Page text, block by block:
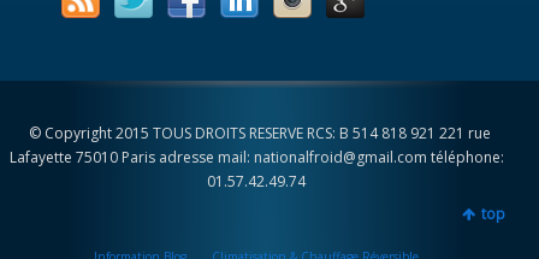
© Copyright 2015 TOUS DROITS RESERVE RCS: B 514 818 921 221 rue
Lafayette 75010 Paris adresse mail: nationalfroid@gmail.com téléphone:
01.57.42.49.74
top